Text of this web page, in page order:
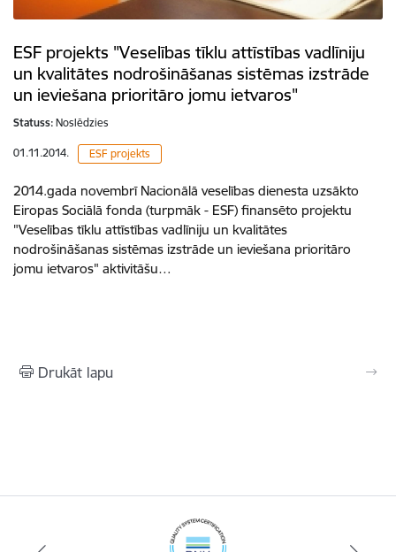
ESF projekts "Veselības tīklu attīstības vadlīniju
un kvalitātes nodrošināšanas sistēmas izstrāde
un ieviešana prioritāro jomu ietvaros"
Statuss: Noslēdzies
01.11.2014. ESF projekts
2014.gada novembrī Nacionālā veselības dienesta uzsākto
Eiropas Sociālā fonda (turpmāk - ESF) finansēto projektu
"Veselības tīklu attīstības vadlīniju un kvalitātes
nodrošināšanas sistēmas izstrāde un ieviešana prioritāro
jomu ietvaros" aktivitāšu…
Drukāt lapu